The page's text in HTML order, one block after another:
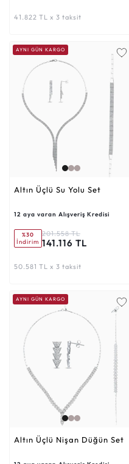
41.822 TL x 3 taksit
AYNI GÜN KARGO
Altın Üçlü Su Yolu Set
12 aya varan Alışveriş Kredisi
%30
İndirim
201.558 TL
141.116 TL
50.581 TL x 3 taksit
AYNI GÜN KARGO
Altın Üçlü Nişan Düğün Set